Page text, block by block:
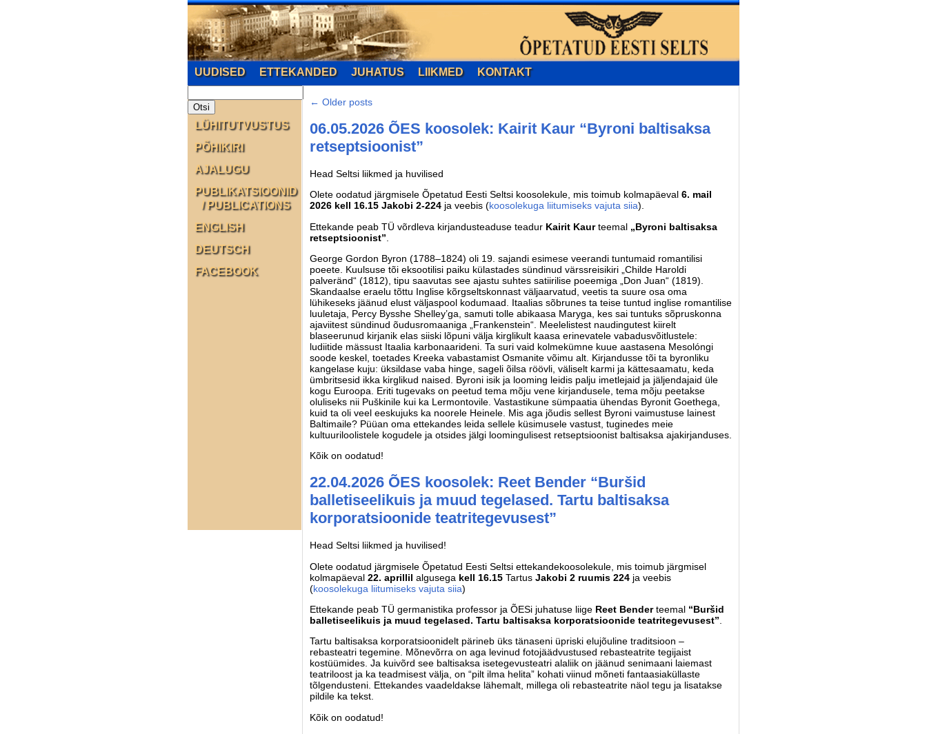
UUDISED ETTEKANDED JUHATUS LIIKMED KONTAKT
← Older posts
06.05.2026 ÕES koosolek: Kairit Kaur “Byroni baltisaksa
retseptsioonist”
Head Seltsi liikmed ja huvilised
Olete oodatud järgmisele Õpetatud Eesti Seltsi koosolekule, mis toimub kolmapäeval 6. mail
2026 kell 16.15 Jakobi 2-224 ja veebis (koosolekuga liitumiseks vajuta siia).
Ettekande peab TÜ võrdleva kirjandusteaduse teadur Kairit Kaurteemal „Byroni baltisaksa
retseptsioonist”
George Gordon Byron (1788–1824) oli 19. sajandi esimese veerandi tuntumaid romantilisi
poeete. Kuulsuse tõi eksootilisi paiku külastades sündinud värssreisikiri „Childe Haroldi
palveränd“ (1812), tipu saavutas see ajastu suhtes satiirilise poeemiga „Don Juan“ (1819).
Skandaalse eraelu tõttu Inglise kõrgseltskonnast väljaarvatud, veetis ta suure osa oma
lühikeseks jäänud elust väljaspool kodumaad. Itaalias sõbrunes ta teise tuntud inglise romantilise
luuletaja, Percy Bysshe Shelley’ga, samuti tolle abikaasa Maryga, kes sai tuntuks sõpruskonna
ajaviitest sündinud õudusromaaniga „Frankenstein“. Meelelistest naudingutest kiirelt
blaseerunud kirjanik elas siiski lõpuni välja kirglikult kaasa erinevatele vabadusvõitlustele:
ludiitide mässust Itaalia karbonaarideni. Ta suri vaid kolmekümne kuue aastasena Mesolóngi
soode keskel, toetades Kreeka vabastamist Osmanite võimu alt. Kirjandusse tõi ta byronliku
kangelase kuju: üksildase vaba hinge, sageli õilsa röövli, väliselt karmi ja kättesaamatu, keda
ümbritsesid ikka kirglikud naised. Byroni isik ja looming leidis palju imetlejaid ja jäljendajaid üle
kogu Euroopa. Eriti tugevaks on peetud tema mõju vene kirjandusele, tema mõju peetakse
oluliseks nii Puškinile kui ka Lermontovile. Vastastikune sümpaatia ühendas Byronit Goethega,
kuid ta oli veel eeskujuks ka noorele Heinele. Mis aga jõudis sellest Byroni vaimustuse lainest
Baltimaile? Püüan oma ettekandes leida sellele küsimusele vastust, tuginedes meie
kultuuriloolistele kogudele ja otsides jälgi loomingulisest retseptsioonist baltisaksa ajakirjanduses.
Kõik on oodatud!
22.04.2026 ÕES koosolek: Reet Bender “Buršid
balletiseelikuis ja muud tegelased. Tartu baltisaksa
korporatsioonide teatritegevusest”
Head Seltsi liikmed ja huvilised!
Olete oodatud järgmisele Õpetatud Eesti Seltsi ettekandekoosolekule, mis toimub järgmisel
kolmapäeval 22. aprillil algusega kell 16.15 Tartus Jakobi 2 ruumis 224 ja veebis
(koosolekuga liitumiseks vajuta siia)
Ettekande peab TÜ germanistika professor ja ÕESi juhatuse liige Reet Benderteemal “Buršid
balletiseelikuis ja muud tegelased. Tartu baltisaksa korporatsioonide teatritegevusest”
Tartu baltisaksa korporatsioonidelt pärineb üks tänaseni üpriski elujõuline traditsioon –
rebasteatri tegemine. Mõnevõrra on aga levinud fotojäädvustused rebasteatrite tegijaist
kostüümides. Ja kuivõrd see baltisaksa isetegevusteatri alaliik on jäänud senimaani laiemast
teatriloost ja ka teadmisest välja, on “pilt ilma helita” kohati viinud mõneti fantaasiaküllaste
tõlgendusteni. Ettekandes vaadeldakse lähemalt, millega oli rebasteatrite näol tegu ja lisatakse
pildile ka tekst.
Kõik on oodatud!
LÜHITUTVUSTUS
PÕHIKIRI
AJALUGU
PUBLIKATSIOONID
/ PUBLICATIONS
ENGLISH
DEUTSCH
FACEBOOK